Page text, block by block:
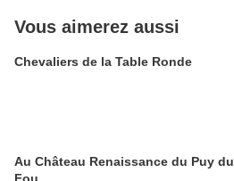
Vous aimerez aussi
Chevaliers de la Table Ronde
Au Château Renaissance du Puy du